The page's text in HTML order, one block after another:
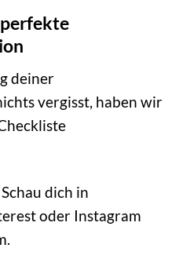
deiner
vergisst, haben wir
Schau dich in
oder Instagram